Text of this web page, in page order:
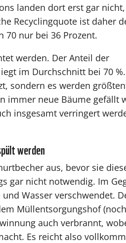
landen dort erst gar
Recyclingquote ist daher
70 nur bei 36 Prozent.
werden. Der Anteil der
im Durchschnitt bei 70
sondern es werden
immer neue Bäume gefällt
insgesamt verringert
werden
aus, bevor sie
gar nicht notwendig. Im
Wasser verschwendet.
Müllentsorgungshof
auch verbrannt,
Es reicht also